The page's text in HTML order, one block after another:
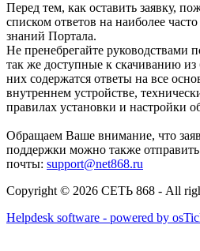
Перед тем, как оставить заявку,
списком ответов на наиболее
знаний Портала.
Не пренебрегайте руководствами
так же доступные к скачиванию
них содержатся ответы на все
внутреннем устройстве,
правилах установки и настройки
Обращаем Ваше внимание, что
поддержки можно также
почты: support@net868.ru
Copyright © 2026 СЕТЬ 868 - All
Helpdesk software - powered by